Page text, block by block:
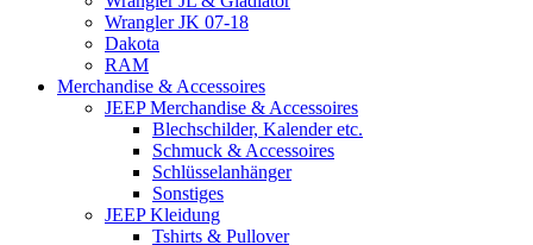
Wrangler JK 07-18
Dakota
RAM
Merchandise & Accessoires
JEEP Merchandise & Accessoires
Blechschilder, Kalender etc.
Schmuck & Accessoires
Schlüsselanhänger
Sonstiges
JEEP Kleidung
Tshirts & Pullover